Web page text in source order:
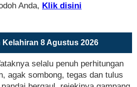
Anda, Klik disini
Kelahiran 8 Agustus 2026
selalu penuh perhitungan
agak sombong, tegas dan tulus